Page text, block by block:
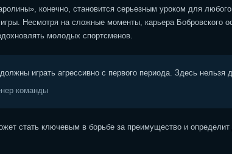
конечно, становится серьезным уроком для
игры. Несмотря на сложные моменты, карьера Бобровского
молодых спортсменов.
играть агрессивно с первого периода. Здесь нельзя
команды
стать ключевым в борьбе за преимущество и определит